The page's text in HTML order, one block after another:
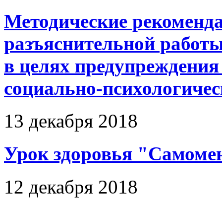
Методические
разъяснительной
в целях
социально-
13 декабря 2018
Урок здоровья
12 декабря 2018